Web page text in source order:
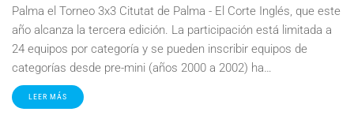
Palma el Torneo 3x3 Citutat de Palma - El Corte Inglés, que este
año alcanza la tercera edición. La participación está limitada a
24 equipos por categoría y se pueden inscribir equipos de
categorías desde pre-mini (años 2000 a 2002) ha…
LEER MÁS